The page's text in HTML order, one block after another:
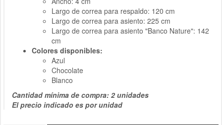
Largo de correa para respaldo: 120 cm
Largo de correa para asiento: 225 cm
Largo de correa para asiento "Banco Nature": 142
cm
Colores disponibles:
Azul
Chocolate
Blanco
Cantidad mínima de compra: 2 unidades
El precio indicado es por unidad